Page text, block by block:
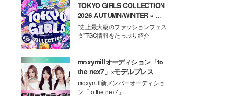
TOKYO GIRLS COLLECTION
2026 AUTUMN/WINTER × モ
デルプレス
"史上最大級のファッションフェス
タ"TGC情報をたっぷり紹介
moxymillオーディション「to
the nex7」×モデルプレス
moxymill新メンバーオーディショ
ン「to the nex7」